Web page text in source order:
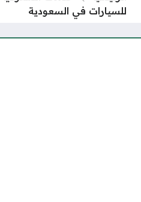
للسيارات في السعودية